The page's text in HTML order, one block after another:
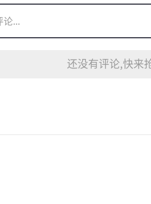
还没有评论,快来